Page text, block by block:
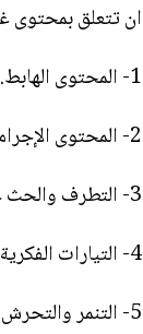
ان تتعلق بمحتوى
1- المحتوى الهابط.
2- المحتوى الإجرامي، أو محتوى الخاص بالبالغين كأفلام الأكشن أو الرعب أو الخيال العلمي.
3- التطرف والحث على الكراهية.
4- التيارات الفكرية المنحرفة.
5- التنمر والتحرش بكل أشكاله لاسيما الالكتروني منها.